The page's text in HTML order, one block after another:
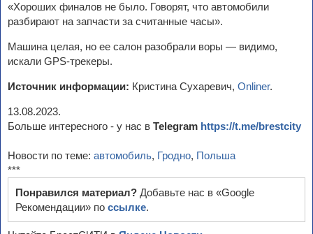
«Хороших финалов не было. Говорят, что автомобили
разбирают на запчасти за считанные часы».
Машина целая, но ее салон разобрали воры — видимо,
искали GPS-трекеры.
Источник информации: Кристина Сухаревич, Onliner.
13.08.2023.
Больше интересного - у нас в Telegram https://t.me/brestcity
Новости по теме: автомобиль, Гродно, Польша
***
Понравился материал? Добавьте нас в «Google
Рекомендации» по ссылке.